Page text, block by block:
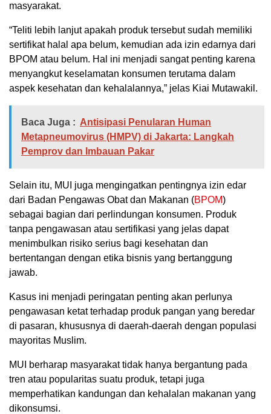
masyarakat.
“Teliti lebih lanjut apakah produk tersebut sudah memiliki
sertifikat halal apa belum, kemudian ada izin edarnya dari
BPOM atau belum. Hal ini menjadi sangat penting karena
menyangkut keselamatan konsumen terutama dalam
aspek kesehatan dan kehalalannya,” jelas Kiai Mutawakil.
Baca Juga : Antisipasi Penularan Human
Metapneumovirus (HMPV) di Jakarta: Langkah
Pemprov dan Imbauan Pakar
Selain itu, MUI juga mengingatkan pentingnya izin edar
dari Badan Pengawas Obat dan Makanan (BPOM)
sebagai bagian dari perlindungan konsumen. Produk
tanpa pengawasan atau sertifikasi yang jelas dapat
menimbulkan risiko serius bagi kesehatan dan
bertentangan dengan etika bisnis yang bertanggung
jawab.
Kasus ini menjadi peringatan penting akan perlunya
pengawasan ketat terhadap produk pangan yang beredar
di pasaran, khususnya di daerah-daerah dengan populasi
mayoritas Muslim.
MUI berharap masyarakat tidak hanya bergantung pada
tren atau popularitas suatu produk, tetapi juga
memperhatikan kandungan dan kehalalan makanan yang
dikonsumsi.